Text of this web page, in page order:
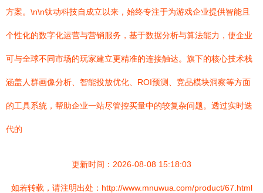
方案。\n\n钛动科技自成立以来，始终专注于为游戏企业提供智能且
个性化的数字化运营与营销服务，基于数据分析与算法能力，使企业
可与全球不同市场的玩家建立更精准的连接触达。旗下的核心技术栈
涵盖人群画像分析、智能投放优化、ROI预测、竞品模块洞察等方面
的工具系统，帮助企业一站尽管控买量中的较复杂问题。透过实时迭
代的
更新时间：2026-08-08 15:18:03
如若转载，请注明出处：http://www.mnuwua.com/product/67.html